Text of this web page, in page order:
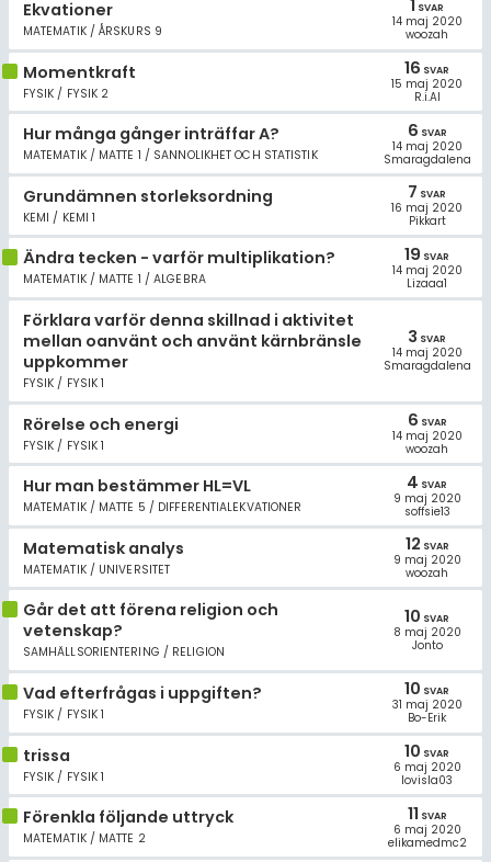
Ekvationer
MATEMATIK / ÅRSKURS 9
1 SVAR
14 maj 2020
woozah
Momentkraft
FYSIK / FYSIK 2
16 SVAR
15 maj 2020
R.i.Al
Hur många gånger inträffar A?
MATEMATIK / MATTE 1 / SANNOLIKHET OCH STATISTIK
6 SVAR
14 maj 2020
Smaragdalena
Grundämnen storleksordning
KEMI / KEMI 1
7 SVAR
16 maj 2020
Pikkart
Ändra tecken - varför multiplikation?
MATEMATIK / MATTE 1 / ALGEBRA
19 SVAR
14 maj 2020
Lizaaa1
Förklara varför denna skillnad i aktivitet
mellan oanvänt och använt kärnbränsle
uppkommer
FYSIK / FYSIK 1
3 SVAR
14 maj 2020
Smaragdalena
Rörelse och energi
FYSIK / FYSIK 1
6 SVAR
14 maj 2020
woozah
Hur man bestämmer HL=VL
MATEMATIK / MATTE 5 / DIFFERENTIALEKVATIONER
4 SVAR
9 maj 2020
soffsie13
Matematisk analys
MATEMATIK / UNIVERSITET
12 SVAR
9 maj 2020
woozah
Går det att förena religion och
vetenskap?
SAMHÄLLSORIENTERING / RELIGION
10 SVAR
8 maj 2020
Jonto
Vad efterfrågas i uppgiften?
FYSIK / FYSIK 1
10 SVAR
31 maj 2020
Bo-Erik
trissa
FYSIK / FYSIK 1
10 SVAR
6 maj 2020
lovisla03
Förenkla följande uttryck
MATEMATIK / MATTE 2
11 SVAR
6 maj 2020
elikamedmc2